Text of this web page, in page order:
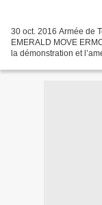
30 oct. 2016 Armée de
EMERALD MOVE
la démonstration et